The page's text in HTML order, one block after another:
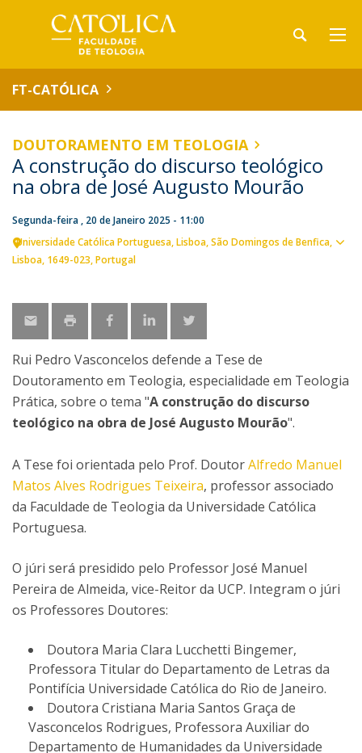
FT-CATÓLICA
DOUTORAMENTO EM TEOLOGIA
A construção do discurso teológico
na obra de José Augusto Mourão
Segunda-feira , 20 de Janeiro 2025 - 11:00
Universidade Católica Portuguesa Lisboa São Domingos de Benfica,
Lisboa 1649-023 Portugal
Rui Pedro Vasconcelos defende a Tese de
Doutoramento em Teologia, especialidade em Teologia
Prática, sobre o tema "A construção do discurso
teológico na obra de José Augusto Mourão".
A Tese foi orientada pelo Prof. DoutorAlfredo Manuel
Matos Alves Rodrigues Teixeira, professor associado
da Faculdade de Teologia da Universidade Católica
Portuguesa.
O júri será presidido pelo Professor José Manuel
Pereira de Almeida, vice-Reitor da UCP. Integram o júri
os Professores Doutores:
Doutora Maria Clara Lucchetti Bingemer,
Professora Titular do Departamento de Letras da
Pontifícia Universidade Católica do Rio de Janeiro.
Doutora Cristiana Maria Santos Graça de
Vasconcelos Rodrigues, Professora Auxiliar do
Departamento de Humanidades da Universidade